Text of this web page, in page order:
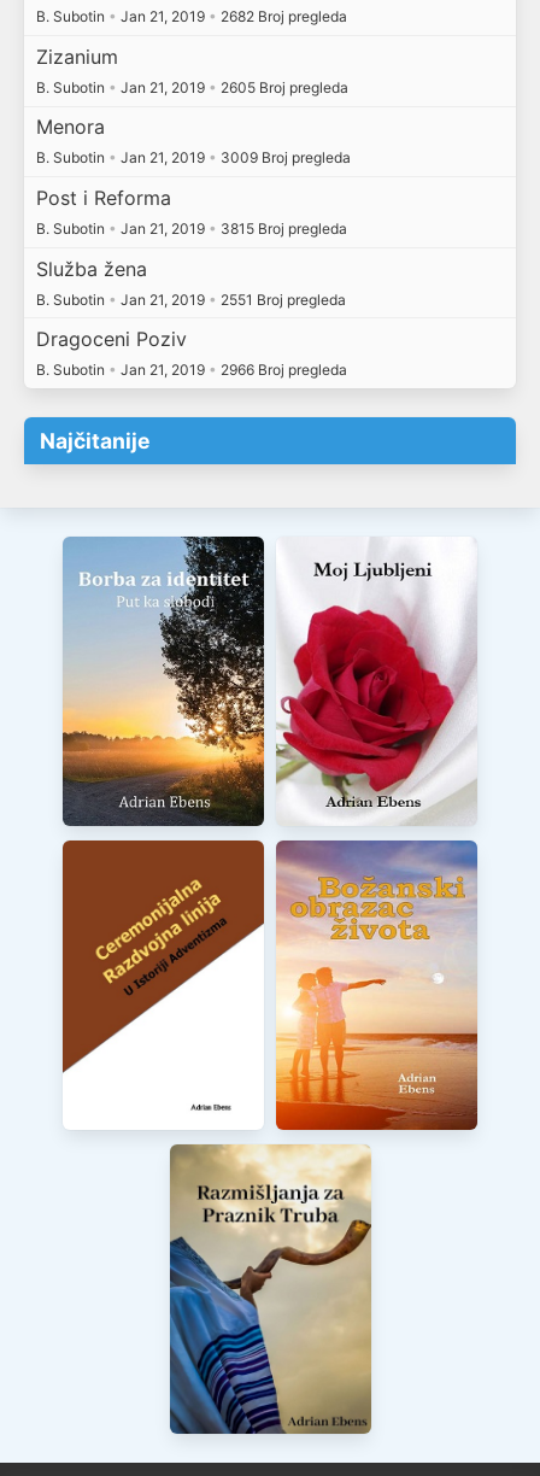
B. Subotin • Jan 21, 2019 • 2682 Broj pregleda
Zizanium
B. Subotin • Jan 21, 2019 • 2605 Broj pregleda
Menora
B. Subotin • Jan 21, 2019 • 3009 Broj pregleda
Post i Reforma
B. Subotin • Jan 21, 2019 • 3815 Broj pregleda
Služba žena
B. Subotin • Jan 21, 2019 • 2551 Broj pregleda
Dragoceni Poziv
B. Subotin • Jan 21, 2019 • 2966 Broj pregleda
Najčitanije